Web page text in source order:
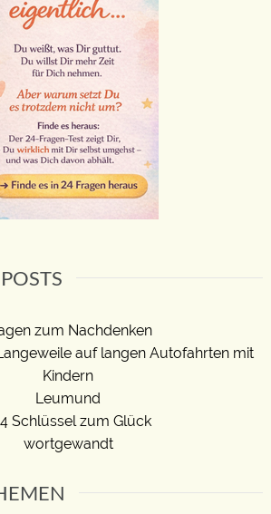
zum Nachdenken
auf langen Autofahrten mit
Kindern
Leumund
Schlüssel zum Glück
wortgewandt